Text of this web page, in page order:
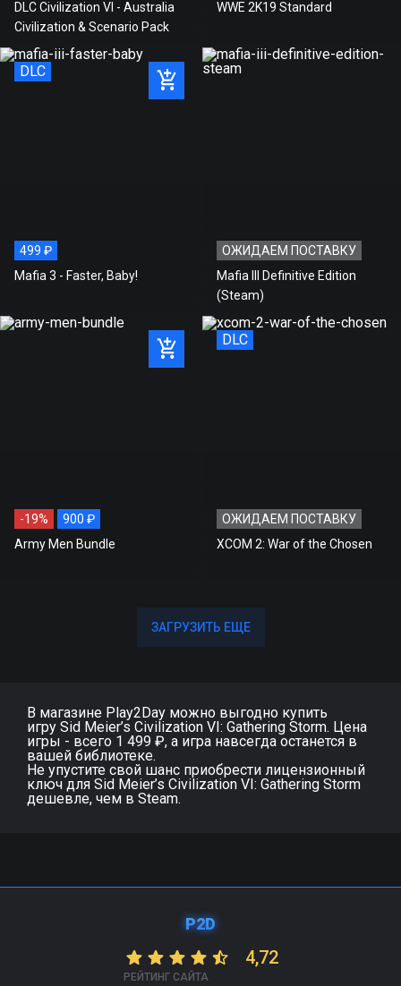
DLC Civilization VI - Australia
Civilization & Scenario Pack
WWE 2K19 Standard
DLC
499 ₽
Mafia 3 - Faster, Baby!
ОЖИДАЕМ ПОСТАВКУ
Mafia III Definitive Edition
(Steam)
-19%
900 ₽
Army Men Bundle
DLC
ОЖИДАЕМ ПОСТАВКУ
XCOM 2: War of the Chosen
ЗАГРУЗИТЬ ЕЩЕ
ЗАГРУЗИТЬ ЕЩЕ
В магазине Play2Day можно выгодно купить
игру Sid Meier’s Civilization VI: Gathering Storm. Цена
игры - всего 1 499 ₽, а игра навсегда останется в
вашей библиотеке.
Не упустите свой шанс приобрести лицензионный
ключ для Sid Meier’s Civilization VI: Gathering Storm
дешевле, чем в Steam.
P2D
4,72
РЕЙТИНГ САЙТА